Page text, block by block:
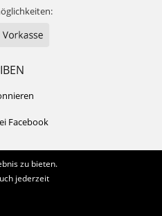
Facebook
zu bieten.
jederzeit